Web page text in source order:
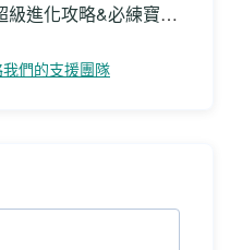
化攻略&必練寶可夢推薦
們的支援團隊